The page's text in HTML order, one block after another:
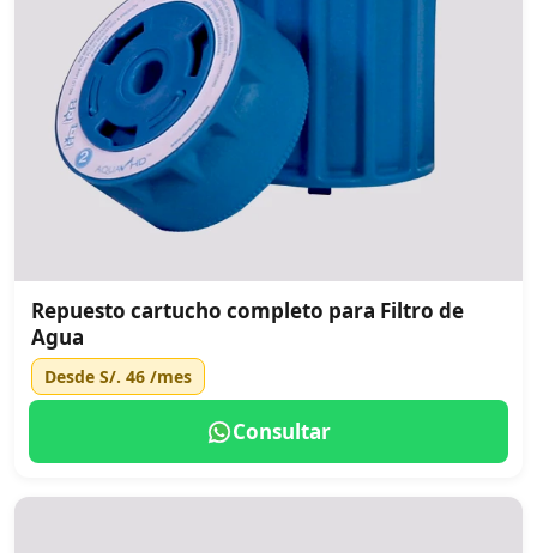
Repuesto cartucho completo para Filtro de
Agua
Desde S/. 46 /mes
Consultar